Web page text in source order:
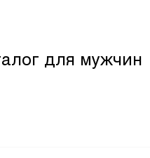
для мужчин